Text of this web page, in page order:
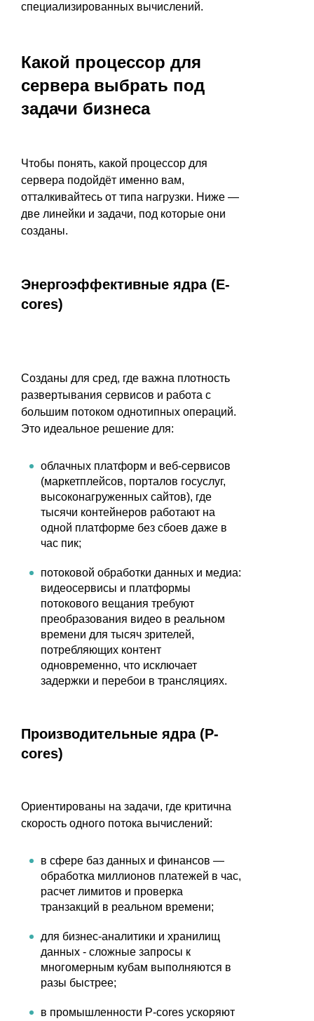
специализированных вычислений.
Какой процессор для
сервера выбрать под
задачи бизнеса
Чтобы понять, какой процессор для
сервера подойдёт именно вам,
отталкивайтесь от типа нагрузки. Ниже —
две линейки и задачи, под которые они
созданы.
Энергоэффективные ядра (E-
cores)
Созданы для сред, где важна плотность
развертывания сервисов и работа с
большим потоком однотипных операций.
Это идеальное решение для:
облачных платформ и веб-сервисов
(маркетплейсов, порталов госуслуг,
высоконагруженных сайтов), где
тысячи контейнеров работают на
одной платформе без сбоев даже в
час пик;
потоковой обработки данных и медиа:
видеосервисы и платформы
потокового вещания требуют
преобразования видео в реальном
времени для тысяч зрителей,
потребляющих контент
одновременно, что исключает
задержки и перебои в трансляциях.
Производительные ядра (P-
cores)
Ориентированы на задачи, где критична
скорость одного потока вычислений:
в сфере баз данных и финансов —
обработка миллионов платежей в час,
расчет лимитов и проверка
транзакций в реальном времени;
для бизнес-аналитики и хранилищ
данных - сложные запросы к
многомерным кубам выполняются в
разы быстрее;
в промышленности P-cores ускоряют